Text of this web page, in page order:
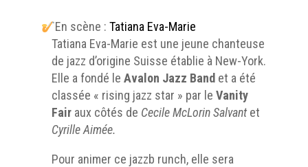
En scène :Tatiana Eva-Marie
Tatiana Eva-Marie est une jeune chanteuse
de jazz d’origine Suisse établie à New-York.
Elle a fondé le Avalon Jazz Band et a été
classée « rising jazz star » par le Vanity
Fairaux côtés de Cecile McLorin Salvantet
Cyrille Aimée.
Pour animer ce jazzb runch, elle sera